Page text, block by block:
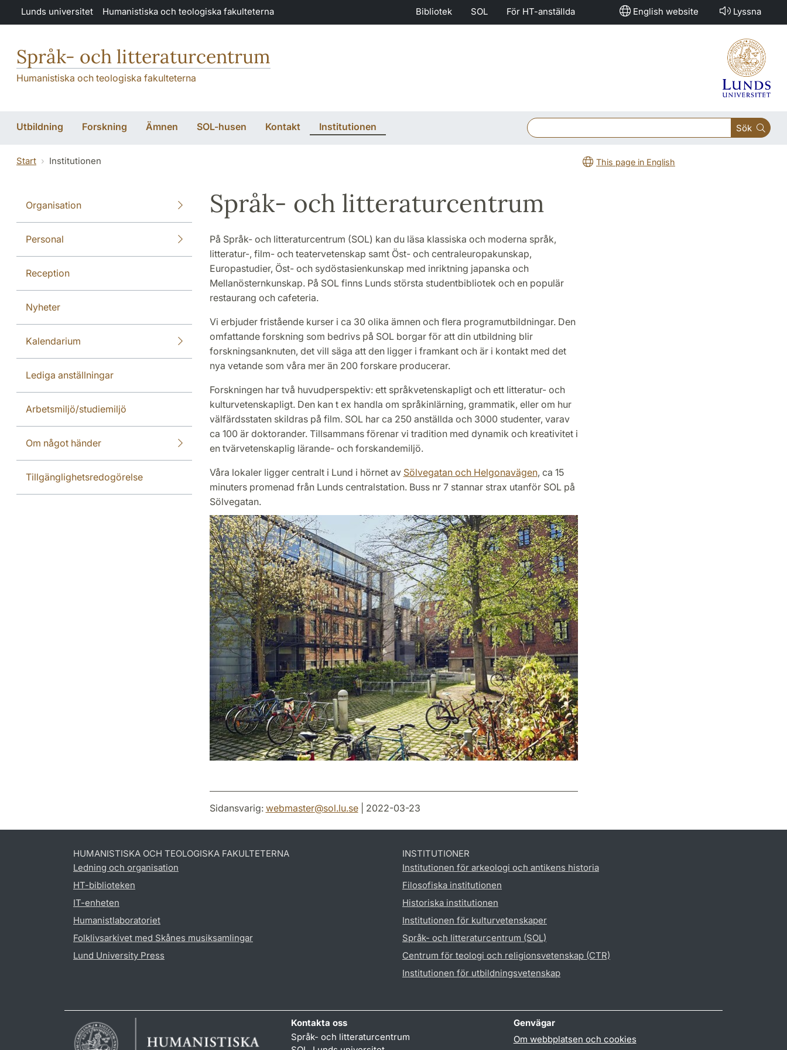
Hoppa till huvudinnehåll
Lunds universitet Humanistiska och teologiska fakulteterna Bibliotek SOL För HT-anställda English website Lyssna
Språk- och litteraturcentrum
Humanistiska och teologiska fakulteterna
Utbildning Forskning Ämnen SOL-husen Kontakt Institutionen Sök
Start Institutionen This page in English
Organisation
Personal
Reception
Nyheter
Kalendarium
Lediga anställningar
Arbetsmiljö/studiemiljö
Om något händer
Tillgänglighetsredogörelse
Språk- och litteraturcentrum
På Språk- och litteraturcentrum (SOL) kan du läsa klassiska och moderna språk,
litteratur-, film- och teatervetenskap samt Öst- och centraleuropakunskap,
Europastudier, Öst- och sydöstasienkunskap med inriktning japanska och
Mellanösternkunskap. På SOL finns Lunds största studentbibliotek och en populär
restaurang och cafeteria.
Vi erbjuder fristående kurser i ca 30 olika ämnen och flera programutbildningar. Den
omfattande forskning som bedrivs på SOL borgar för att din utbildning blir
forskningsanknuten, det vill säga att den ligger i framkant och är i kontakt med det
nya vetande som våra mer än 200 forskare producerar.
Forskningen har två huvudperspektiv: ett språkvetenskapligt och ett litteratur- och
kulturvetenskapligt. Den kan t ex handla om språkinlärning, grammatik, eller om hur
välfärdsstaten skildras på film. SOL har ca 250 anställda och 3000 studenter, varav
ca 100 är doktorander. Tillsammans förenar vi tradition med dynamik och kreativitet i
en tvärvetenskaplig lärande- och forskandemiljö.
Våra lokaler ligger centralt i Lund i hörnet av Sölvegatan och Helgonavägen, ca 15
minuters promenad från Lunds centralstation. Buss nr 7 stannar strax utanför SOL på
Sölvegatan.
Sidansvarig: webmaster@sol.lu.se| 2022-03-23
HUMANISTISKA OCH TEOLOGISKA FAKULTETERNA
Ledning och organisation
HT-biblioteken
IT-enheten
Humanistlaboratoriet
Folklivsarkivet med Skånes musiksamlingar
Lund University Press
INSTITUTIONER
Institutionen för arkeologi och antikens historia
Filosofiska institutionen
Historiska institutionen
Institutionen för kulturvetenskaper
Språk- och litteraturcentrum (SOL)
Centrum för teologi och religionsvetenskap (CTR)
Institutionen för utbildningsvetenskap
Kontakta oss
Språk- och litteraturcentrum
Genvägar
Om webbplatsen och cookies